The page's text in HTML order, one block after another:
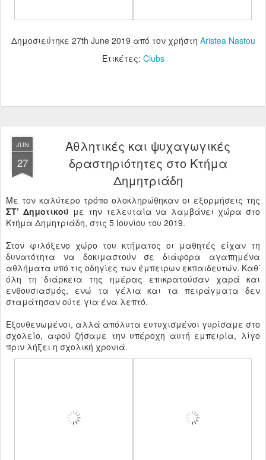
Δημοσιεύτηκε 27th June 2019 από τον χρήστη Aristea Nastou
Ετικέτες: Clubs
JUN
27
Αθλητικές και ψυχαγωγικές
δραστηριότητες στο Κτήμα
Δημητριάδη
Με τον καλύτερο τρόπο ολοκληρώθηκαν οι εξορμήσεις της
ΣΤ’ Δημοτικού με την τελευταία να λαμβάνει χώρα στο
Κτήμα Δημητριάδη, στις 5 Ιουνίου του 2019.
Στον φιλόξενο χώρο του κτήματος οι μαθητές είχαν τη
δυνατότητα να δοκιμαστούν σε διάφορα αγαπημένα
αθλήματα υπό τις οδηγίες των έμπειρων εκπαιδευτών. Καθ’
όλη τη διάρκεια της ημέρας επικρατούσαν χαρά και
ενθουσιασμός, ενώ τα γέλια και τα πειράγματα δεν
σταμάτησαν ούτε για ένα λεπτό.
Εξουθενωμένοι, αλλά απόλυτα ευτυχισμένοι γυρίσαμε στο
σχολείο, αφού ζήσαμε την υπέροχη αυτή εμπειρία, λίγο
πριν λήξει η σχολική χρονιά.